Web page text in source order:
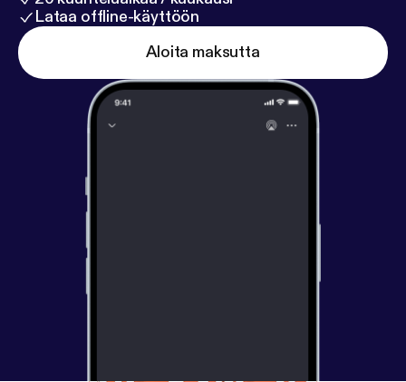
Lataa offline-käyttöön
Aloita maksutta